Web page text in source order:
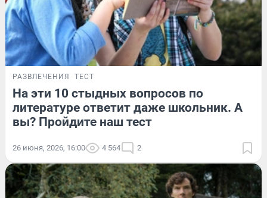
РАЗВЛЕЧЕНИЯ ТЕСТ
На эти 10 стыдных вопросов по
литературе ответит даже школьник. А
вы? Пройдите наш тест
26 июня, 2026, 16:00 4 564 2